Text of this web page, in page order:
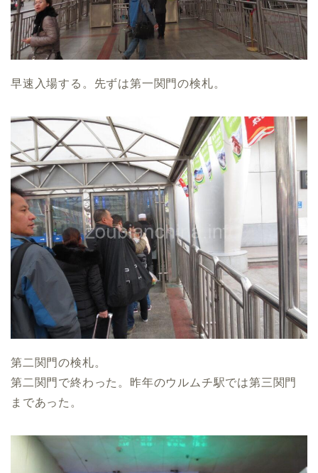
早速入場する。先ずは第一関門の検札。
第二関門の検札。
第二関門で終わった。昨年のウルムチ駅では第三関門
まであった。